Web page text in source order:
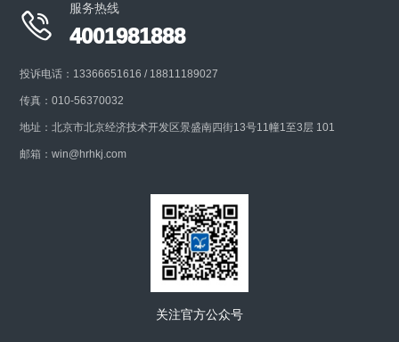

服务热线
4001981888
投诉电话：13366651616 / 18811189027
传真：010-56370032
地址：北京市北京经济技术开发区景盛南四街13号11幢1至3层 101
邮箱：win@hrhkj.com
关注官方公众号